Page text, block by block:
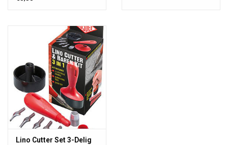
Lino Cutter Set 3-Delig